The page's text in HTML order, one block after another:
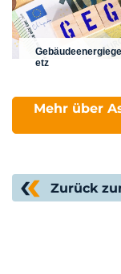
etz
Mehr über
Zurück